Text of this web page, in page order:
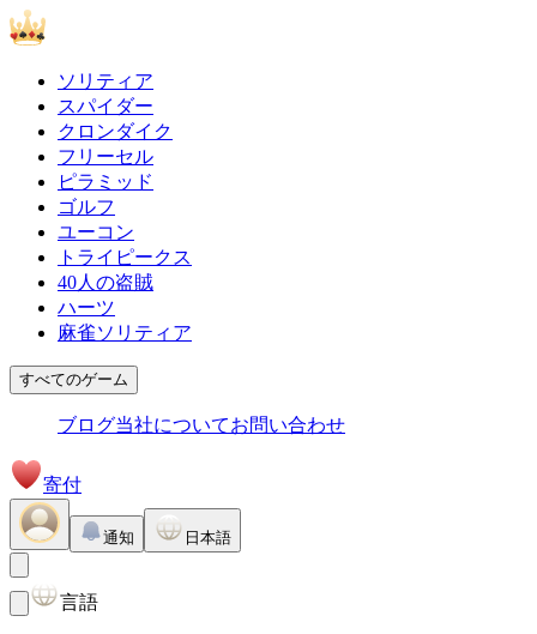
ソリティア
スパイダー
クロンダイク
フリーセル
ピラミッド
ゴルフ
ユーコン
トライピークス
40人の盗賊
ハーツ
麻雀ソリティア
すべてのゲーム
ブログ当社についてお問い合わせ
寄付
通知 日本語
言語